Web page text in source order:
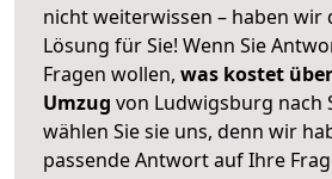
nicht weiterwissen – haben wir
Lösung für Sie! Wenn Sie
Fragen wollen, was kostet
Umzug von Ludwigsburg nach
wählen Sie sie uns, denn wir
passende Antwort auf Ihre